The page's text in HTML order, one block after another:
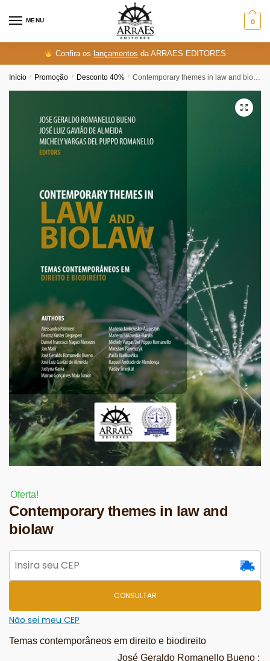
MENU 0
Confira os lançamentos da ARRAES EDITORES
Início / Promoção / Desconto 40% / Contemporary themes in law and biolaw
Oferta!
Contemporary themes in law and
biolaw
CONSULTAR
Não sei meu CEP
Temas contemporâneos em direito e biodireito
José Geraldo Romanello Bueno ;